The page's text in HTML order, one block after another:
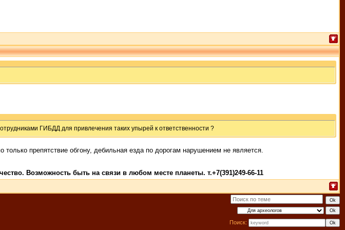
ГИБДД для привлечения таких упырей к ответственности ?
препятствие обгону, дебильная езда по дорогам нарушением не является.
Возможность быть на связи в любом месте планеты. т.+7(391)249-66-11
Поиск: